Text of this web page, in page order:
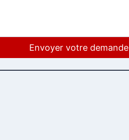
Envoyer votre demande